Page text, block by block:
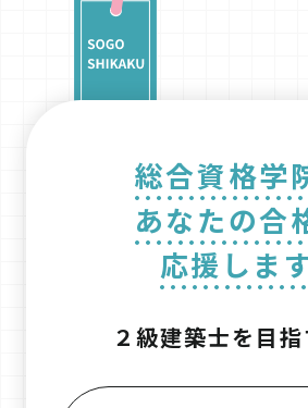
総合資格学
あなたの合
応援しま
２級建築士を目